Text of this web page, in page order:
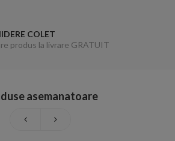
COLET
produs la livrare GRATUIT
asemanatoare